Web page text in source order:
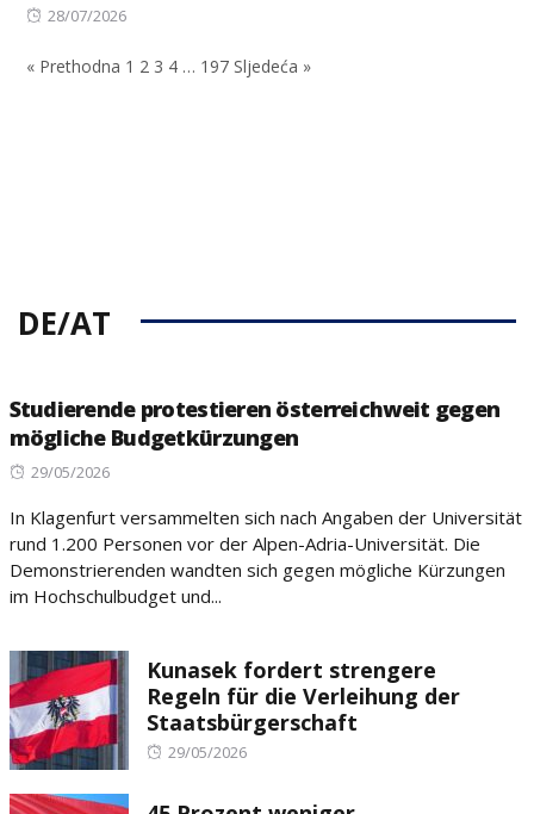
Posted
28/07/2026
« Prethodna 1 2 3 4 … 197 Sljedeća »
DE/AT
Studierende protestieren österreichweit gegen
mögliche Budgetkürzungen
Posted
29/05/2026
In Klagenfurt versammelten sich nach Angaben der Universität
rund 1.200 Personen vor der Alpen-Adria-Universität. Die
Demonstrierenden wandten sich gegen mögliche Kürzungen
im Hochschulbudget und...
Kunasek fordert strengere
Regeln für die Verleihung der
Staatsbürgerschaft
Posted
29/05/2026